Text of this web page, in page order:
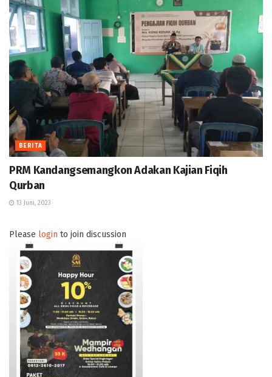
BERITA
PRM Kandangsemangkon Adakan Kajian Fiqih
Qurban
13 Juni, 2023
Please login to join discussion